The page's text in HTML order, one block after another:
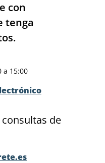
con
tenga
a 15:00
de